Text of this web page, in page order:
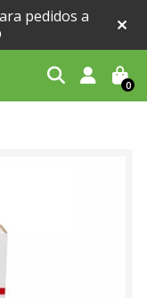
pedidos a
Buscar 0